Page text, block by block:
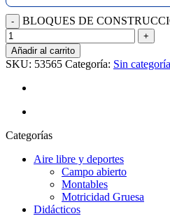
BLOQUES DE
Añadir al carrito
SKU: 53565 Categoría: Sin categoría
Categorías
Aire libre y deportes
Campo abierto
Montables
Motricidad Gruesa
Didácticos